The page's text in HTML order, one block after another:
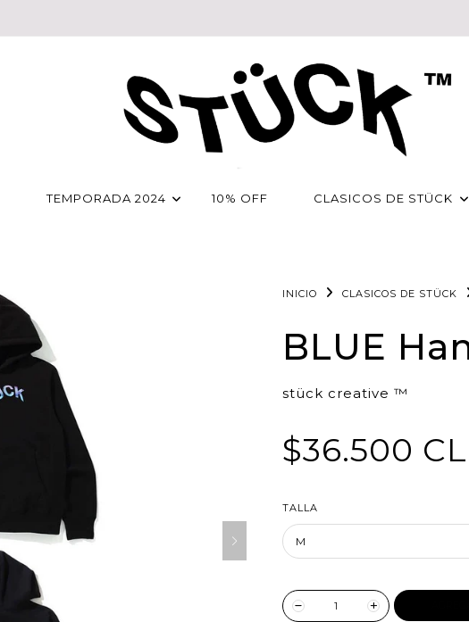
TEMPORADA 2024 10% OFF CLASICOS DE STÜCK
INICIO CLASICOS DE STÜCK
BLUE
stück creative ™
$36.500
TALLA